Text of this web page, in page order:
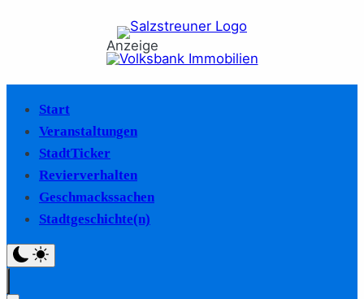
Anzeige
Start
Veranstaltungen
StadtTicker
Revierverhalten
Geschmackssachen
Stadtgeschichte(n)